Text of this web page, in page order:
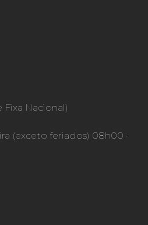
Fixa Nacional)
(exceto feriados) 08h00 ·